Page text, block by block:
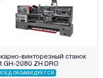
винторезный станок
GH-2080 ZH DRO
ОБЗАВИДУЕТСЯ